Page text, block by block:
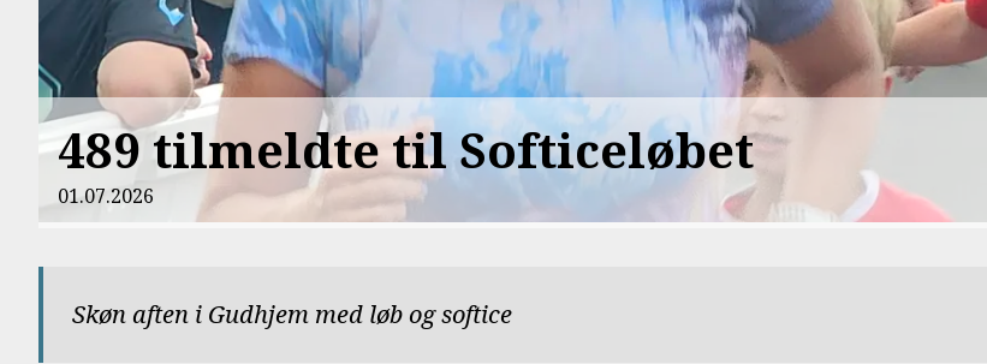
489 tilmeldte til Softiceløbet
01.07.2026
Skøn aften i Gudhjem med løb og softice